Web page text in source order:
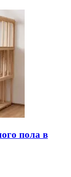
пола в